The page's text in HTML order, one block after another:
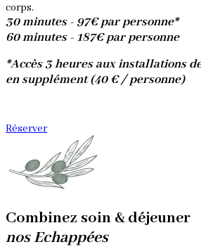
corps.
30 minutes - 97€ par personne*
60 minutes - 187€ par personne
*Accès 3 heures aux installations
en supplément (40 € / personne)
Réserver
Combinez soin & déjeuner
nos Echappées